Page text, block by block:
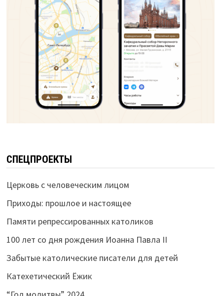
СПЕЦПРОЕКТЫ
Церковь с человеческим лицом
Приходы: прошлое и настоящее
Памяти репрессированных католиков
100 лет со дня рождения Иоанна Павла II
Забытые католические писатели для детей
Катехетический Ёжик